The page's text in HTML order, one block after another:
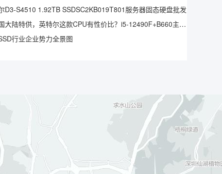
D3-S4510 1.92TB SSDSC2KB019T801服务器固态硬盘批发
仅中国大陆特供，英特尔这款CPU有性价比？i5-12490F+B660主板实测
行业企业势力全景图